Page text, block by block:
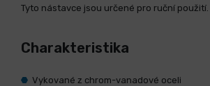
Tyto nástavce jsou určené pro ruční použití.
Charakteristika
Vykované z chrom-vanadové oceli